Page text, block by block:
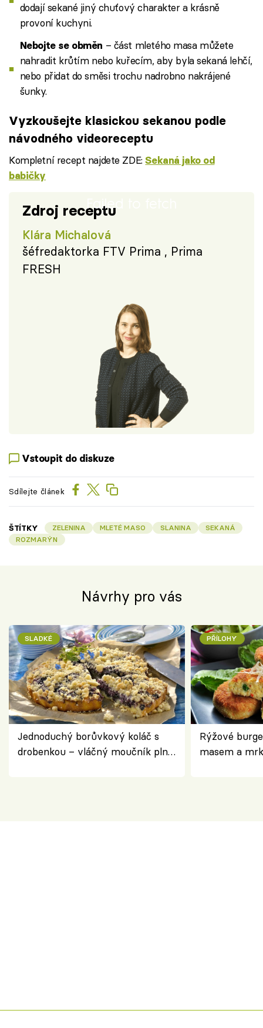
dodají sekané jiný chuťový charakter a krásně
provoní kuchyni.
Nebojte se obměn – část mletého masa můžete
nahradit krůtím nebo kuřecím, aby byla sekaná lehčí,
nebo přidat do směsi trochu nadrobno nakrájené
šunky.
Vyzkoušejte klasickou sekanou podle
návodného videoreceptu
Kompletní recept najdete ZDE:Sekaná jako od
babičky
Failed to fetch
Zdroj receptu
Klára Michalová
šéfredaktorka FTV Prima , Prima
FRESH
Vstoupit do diskuze
Sdílejte článek
ŠTÍTKY ZELENINA MLETÉ MASO SLANINA
SEKANÁ
ROZMARÝN
Návrhy pro vás
SLADKÉ
Jednoduchý borůvkový koláč s
drobenkou – vláčný moučník plný
PŘÍLOHY
Rýžové
masem a